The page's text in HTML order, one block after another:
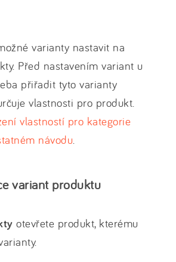
varianty nastavit na
Před nastavením variant u
přiřadit tyto varianty
vlastnosti pro produkt.
vlastností pro kategorie
návodu.
variant produktu
otevřete produkt, kterému